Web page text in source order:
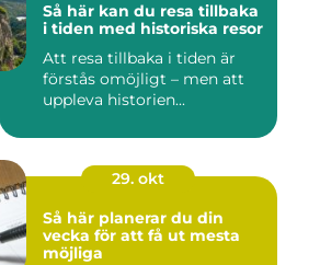
Så här kan du resa tillbaka
i tiden med historiska resor
Att resa tillbaka i tiden är
förstås omöjligt – men att
uppleva historien...
29. okt
Så här planerar du din
vecka för att få ut mesta
möjliga